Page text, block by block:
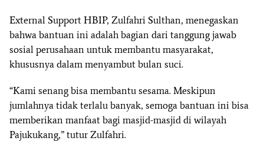
External Support HBIP, Zulfahri Sulthan, menegaskan
bahwa bantuan ini adalah bagian dari tanggung jawab
sosial perusahaan untuk membantu masyarakat,
khususnya dalam menyambut bulan suci.
“Kami senang bisa membantu sesama. Meskipun
jumlahnya tidak terlalu banyak, semoga bantuan ini bisa
memberikan manfaat bagi masjid-masjid di wilayah
Pajukukang,” tutur Zulfahri.